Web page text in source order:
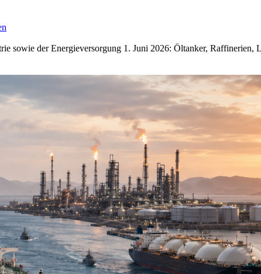
sowie der Energieversorgung 1. Juni 2026: Öltanker,